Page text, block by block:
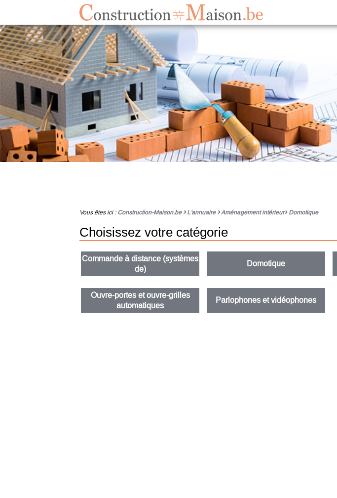
Vous êtes ici : Construction-Maison.be L'annuaire Aménagement intérieur Domotique
Choisissez votre catégorie
Commande à distance (systèmes
de)
Domotique
Ouvre-portes et ouvre-grilles
automatiques
Parlophones et vidéophones